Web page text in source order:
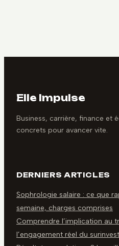
Elle Impulse
Business, carrière, finance et
concrets pour avancer vite.
DERNIERS ARTICLES
Sophrologie salaire : ce que
semaine, charges comprises
Comprendre l’implication au
l’engagement réel du